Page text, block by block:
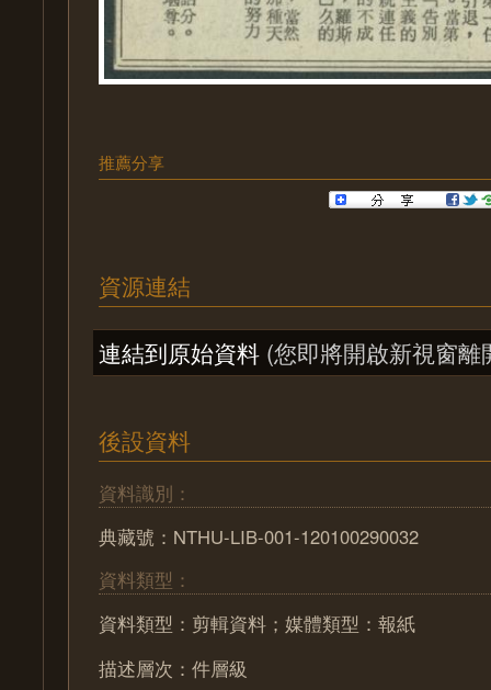
推薦分享
資源連結
連結到原始資料 (您即將開啟新視窗離
後設資料
資料識別：
典藏號：NTHU-LIB-001-120100290032
資料類型：
資料類型：剪輯資料；媒體類型：報紙
描述層次：件層級